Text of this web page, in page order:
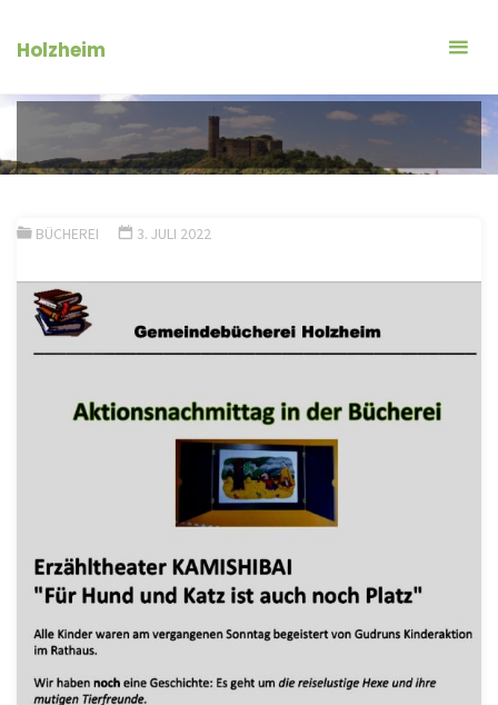
InhaltHolzheim
BÜCHEREI 3. JULI 2022